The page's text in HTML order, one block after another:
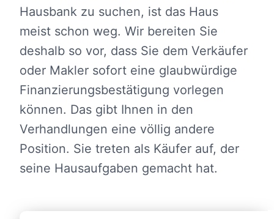
Hausbank zu suchen, ist das Haus
meist schon weg. Wir bereiten Sie
deshalb so vor, dass Sie dem Verkäufer
oder Makler sofort eine glaubwürdige
Finanzierungsbestätigung vorlegen
können. Das gibt Ihnen in den
Verhandlungen eine völlig andere
Position. Sie treten als Käufer auf, der
seine Hausaufgaben gemacht hat.